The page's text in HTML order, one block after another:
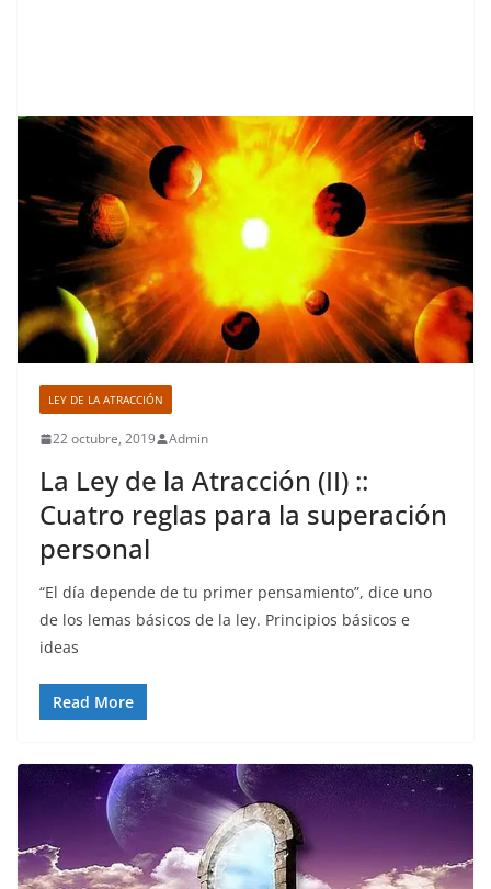
LEY DE LA ATRACCIÓN
22 octubre, 2019 Admin
La Ley de la Atracción (II) ::
Cuatro reglas para la superación
personal
“El día depende de tu primer pensamiento”, dice uno
de los lemas básicos de la ley. Principios básicos e
ideas
Read More